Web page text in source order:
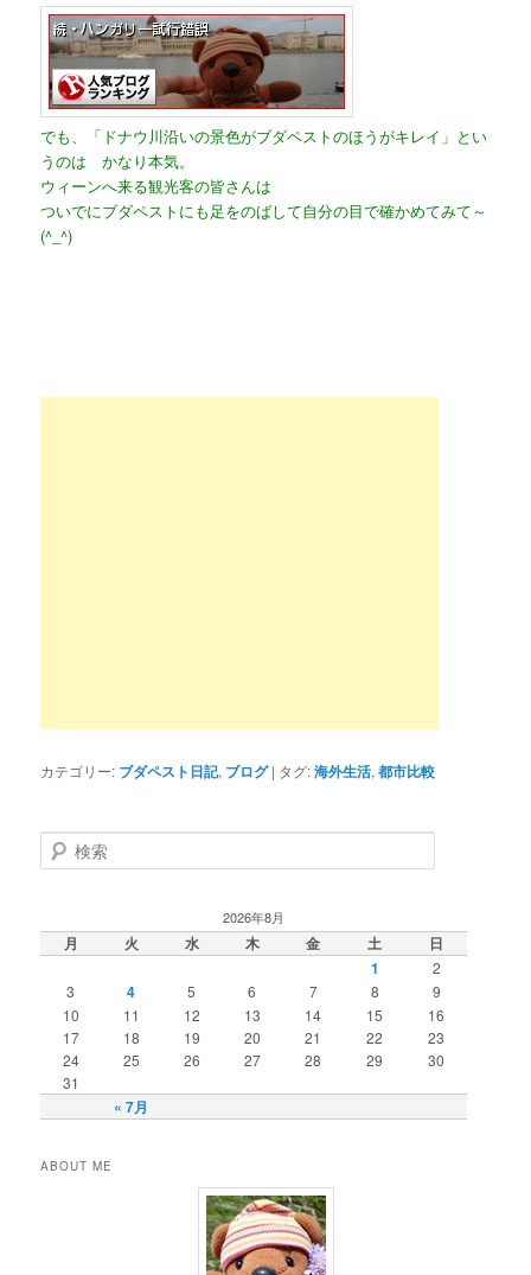
でも、「ドナウ川沿いの景色がブダペストのほうがキレイ」とい
うのは かなり本気。
ウィーンへ来る観光客の皆さんは
ついでにブダペストにも足をのばして自分の目で確かめてみて～
(^_^)
カテゴリー: ブダペスト日記, ブログ | タグ:海外生活,都市比較
検
索
2026年8月
月 火 水 木 金 土 日
« 7月
1
2
3
4 5 6 7 8
9
10
11 12 13 14 15
16
17
18 19 20 21 22
23
24
25 26 27 28 29
30
31
ABOUT ME